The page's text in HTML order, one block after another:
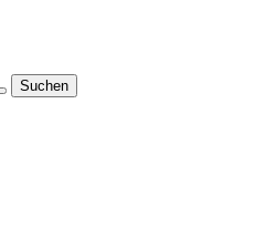
Suchen